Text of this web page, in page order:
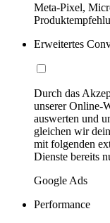
Meta-Pixel,
Erweitertes
Durch das
unserer Online-
auswerten und
gleichen wir
mit folgenden
Dienste bereits
Google Ads
Performance